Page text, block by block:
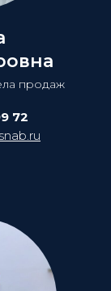
продаж
72